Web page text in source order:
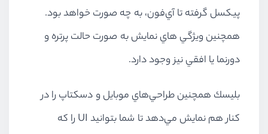
پيكسل گرفته تا آي‌فون، به چه صورت خواهد بود.
همچنين ويژگي هاي نمايش به صورت حالت پرتره و
دورنما يا افقي نيز وجود دارد.
بليسك همچنين طراحي‌هاي موبايل و دسكتاپ را در
كنار هم نمايش مي‌دهد تا شما بتوانيد UI را كه